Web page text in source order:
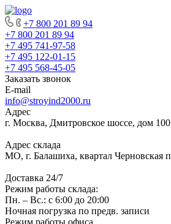
+7 800 201 89 94
+7 800 201 89 94
+7 495 741-97-58
+7 495 122-01-15
+7 495 568-45-05
Заказать звонок
E-mail
info@stroyind2000.ru
Адрес
г. Москва, Дмитровское шоссе, дом
Адрес склада
МО, г. Балашиха, квартал Черновская
Доставка 24/7
Режим работы склада:
Пн. – Вс.: с 6:00 до 20:00
Ночная погрузка по предв. записи
Режим работы офиса